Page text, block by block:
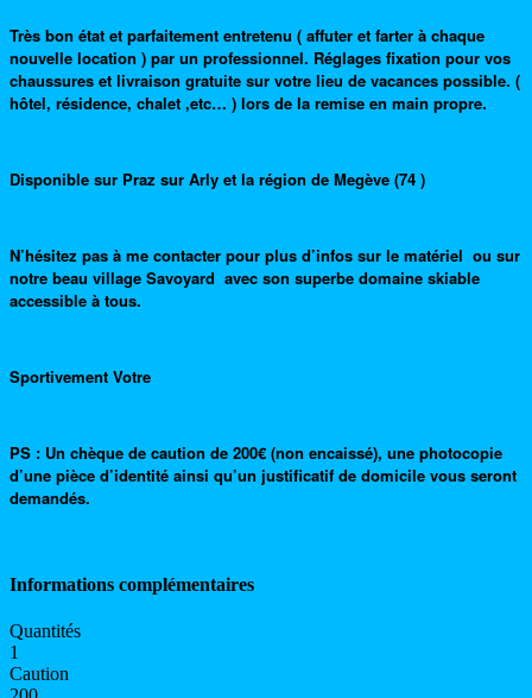
Très bon état et parfaitement entretenu ( affuter et farter à chaque
nouvelle location ) par un professionnel. Réglages fixation pour vos
chaussures et livraison gratuite sur votre lieu de vacances possible. (
hôtel, résidence, chalet ,etc… ) lors de la remise en main propre.
Disponible sur Praz sur Arly et la région de Megève (74 )
N’hésitez pas à me contacter pour plus d’infos sur le matériel ou sur
notre beau village Savoyard avec son superbe domaine skiable
accessible à tous.
Sportivement Votre
PS : Un chèque de caution de 200€ (non encaissé), une photocopie
d’une pièce d’identité ainsi qu’un justificatif de domicile vous seront
demandés.
Informations complémentaires
Quantités
1
Caution